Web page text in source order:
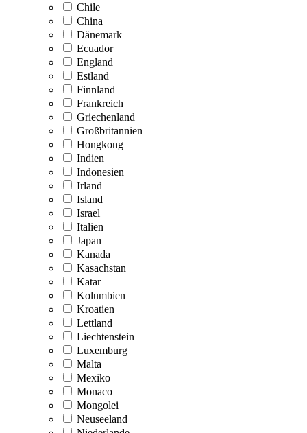
Chile
China
Dänemark
Ecuador
England
Estland
Finnland
Frankreich
Griechenland
Großbritannien
Hongkong
Indien
Indonesien
Irland
Island
Israel
Italien
Japan
Kanada
Kasachstan
Katar
Kolumbien
Kroatien
Lettland
Liechtenstein
Luxemburg
Malta
Mexiko
Monaco
Mongolei
Neuseeland